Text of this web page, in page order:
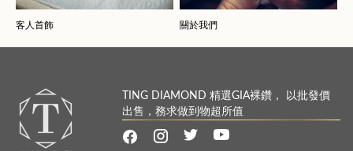
客人首飾 關於我們
TING DIAMOND 精選GIA裸鑽， 以批發價
出售，務求做到物超所值